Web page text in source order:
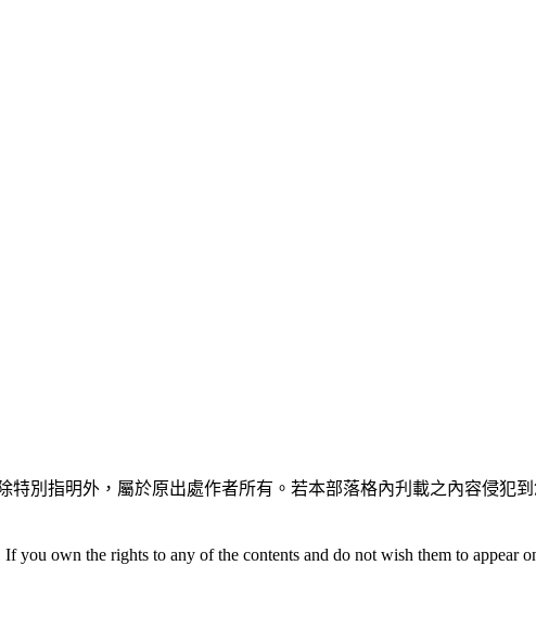
別指明外，屬於原出處作者所有。若本部落格內刋載之內容侵犯
you own the rights to any of the contents and do not wish them to appear